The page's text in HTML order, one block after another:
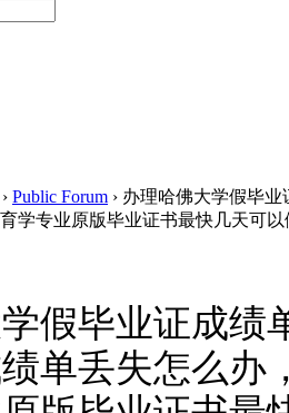
› Public Forum › 办理哈佛大学假毕业
学专业原版毕业证书最快几天可
假毕业证成绩
单丢失怎么办